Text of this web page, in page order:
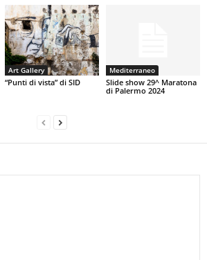
Art Gallery
“Punti di vista” di SID
Mediterraneo
Slide show 29^ Maratona
di Palermo 2024